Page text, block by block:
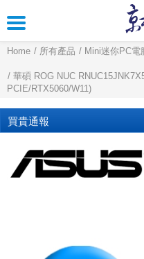
Home 所有產品 Mini迷你PC電
華碩 ROG NUC
PCIE/RTX5060/W11)
買貴通報